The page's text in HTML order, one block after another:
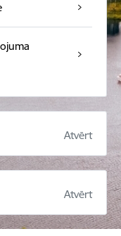
Atvērt
Atvērt